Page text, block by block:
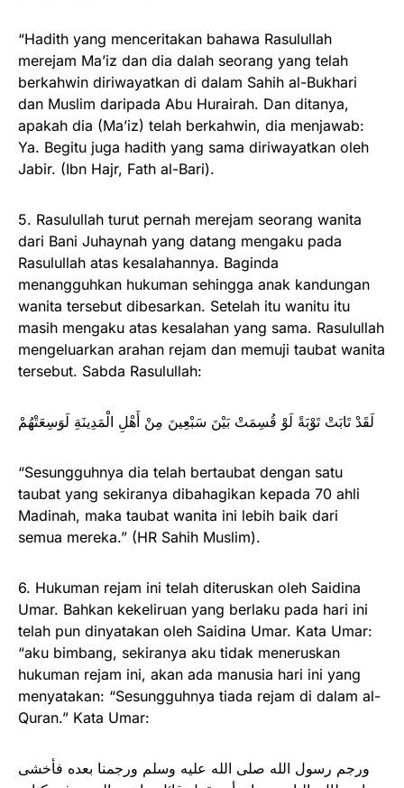
“Hadith yang menceritakan bahawa Rasulullah
merejam Ma’iz dan dia dalah seorang yang telah
berkahwin diriwayatkan di dalam Sahih al-Bukhari
dan Muslim daripada Abu Hurairah. Dan ditanya,
apakah dia (Ma’iz) telah berkahwin, dia menjawab:
Ya. Begitu juga hadith yang sama diriwayatkan oleh
Jabir. (Ibn Hajr, Fath al-Bari).
5. Rasulullah turut pernah merejam seorang wanita
dari Bani Juhaynah yang datang mengaku pada
Rasulullah atas kesalahannya. Baginda
menangguhkan hukuman sehingga anak kandungan
wanita tersebut dibesarkan. Setelah itu wanitu itu
masih mengaku atas kesalahan yang sama. Rasulullah
mengeluarkan arahan rejam dan memuji taubat wanita
tersebut. Sabda Rasulullah:
لَقَدْ تَابَتْ تَوْبَةً لَوْ قُسِمَتْ بَيْنَ سَبْعِينَ مِنْ أَهْلِ الْمَدِينَةِ لَوَسِعَتْهُمْ
“Sesungguhnya dia telah bertaubat dengan satu
taubat yang sekiranya dibahagikan kepada 70 ahli
Madinah, maka taubat wanita ini lebih baik dari
semua mereka.” (HR Sahih Muslim).
6. Hukuman rejam ini telah diteruskan oleh Saidina
Umar. Bahkan kekeliruan yang berlaku pada hari ini
telah pun dinyatakan oleh Saidina Umar. Kata Umar:
“aku bimbang, sekiranya aku tidak meneruskan
hukuman rejam ini, akan ada manusia hari ini yang
menyatakan: “Sesungguhnya tiada rejam di dalam al-
Quran.” Kata Umar:
ورجم رسول الله صلى الله عليه وسلم ورجمنا بعده فأخشى